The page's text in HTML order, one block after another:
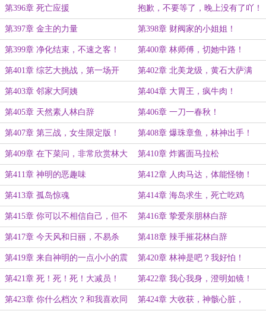
第396章 死亡应援 抱歉，不要等了，晚上没有了吖！
第397章 金主的力量 第398章 财阀家的小姐姐！
第399章 净化结束，不速之客！ 第400章 林师傅，切她中路！
第401章 综艺大挑战，第一场开
幕！
第402章 北美龙级，黄石大萨满
第403章 邻家大阿姨 第404章 大胃王，疯牛肉！
第405章 天然素人林白辞 第406章 一刀一春秋！
第407章 第三战，女生限定版！ 第408章 爆珠章鱼，林神出手！
第409章 在下菜问，非常欣赏林大
师！
第410章 炸酱面马拉松
第411章 神明的恶趣味 第412章 人肉马达，体能怪物！
第413章 孤岛惊魂 第414章 海岛求生，死亡吃鸡
第415章 你可以不相信自己，但不
能不相信林哥！
第416章 挚爱亲朋林白辞
第417章 今天风和日丽，不易杀
戮！
第418章 辣手摧花林白辞
第419章 来自神明的一点小小的震
撼
第420章 林神是吧？我好怕！
第421章 死！死！死！大减员！ 第422章 我心我身，澄明如镜！
第423章 你什么档次？和我喜欢同 第424章 大收获，神骸心脏，